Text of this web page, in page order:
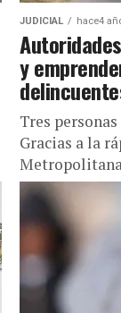
JUDICIAL hace4
y
Tres
Gracias a la
recuperar un